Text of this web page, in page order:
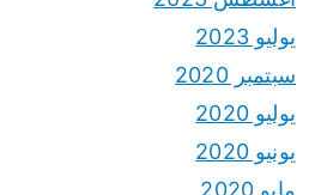
يوليو 2023
سبتمبر 2020
يوليو 2020
يونيو 2020